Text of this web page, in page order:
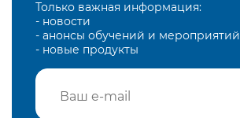
Только важная информация:
- новости
- анонсы обучений и мероприятий
- новые продукты